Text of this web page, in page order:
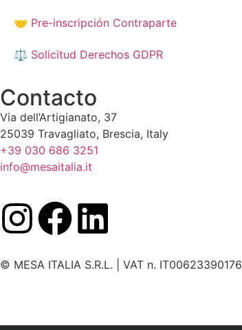
🤝 Pre-inscripción Contraparte
⚖️ Solicitud Derechos GDPR
Contacto
Via dell’Artigianato, 37
25039 Travagliato, Brescia, Italy
+39 030 686 3251
info@mesaitalia.it
© MESA ITALIA S.R.L. | VAT n. IT00623390176